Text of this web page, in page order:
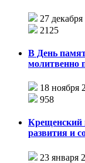
27 декабря
2125
В День
молитвенно
18 ноября
958
Крещенский
развития и
23 января